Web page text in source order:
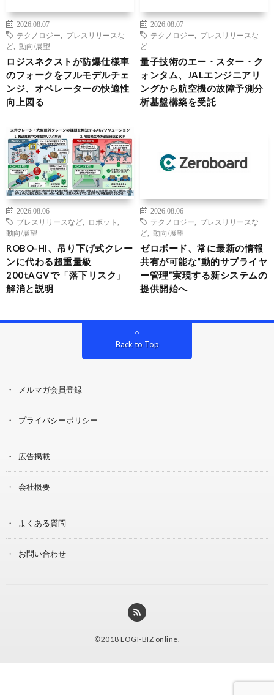
2026.08.07
テクノロジー
プレスリリースな
ど
動向/展望
ロジスネクストが防爆仕様車
のフォークをフルモデルチェ
ンジ、オペレーターの快適性
向上図る
2026.08.07
テクノロジー
プレスリリースな
ど
量子技術のエー・スター・ク
ォンタム、JALエンジニアリ
ングから航空機の故障予測分
析基盤構築を受託
2026.08.06
プレスリリースなど
ロボット
動向/展望
ROBO-HI、吊り下げ式クレー
ンに代わる超重量級
200tAGVで「落下リスク」
解消と説明
2026.08.06
テクノロジー
プレスリリースな
ど
動向/展望
ゼロボード、常に最新の情報
共有が可能な“動的サプライヤ
ー管理”実現する新システムの
提供開始へ
Back to Top
メルマガ会員登録
プライバシーポリシー
広告掲載
会社概要
よくある質問
お問い合わせ
©2018 LOGI-BIZ online